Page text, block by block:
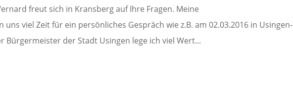
freut sich in Kransberg auf Ihre Fragen. Meine
viel Zeit für ein persönliches Gespräch wie z.B. am 02.03.2016 in Usingen-
Bürgermeister der Stadt Usingen lege ich viel Wert...